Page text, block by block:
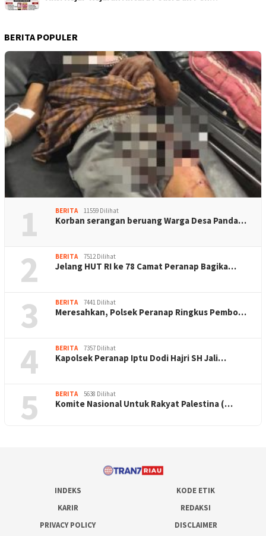
BERITA POPULER
1 BERITA 11559 Dilihat
Korban serangan beruang Warga Desa Panda…
2 BERITA 7512 Dilihat
Jelang HUT RI ke 78 Camat Peranap Bagika…
3 BERITA 7441 Dilihat
Meresahkan, Polsek Peranap Ringkus Pembo…
4 BERITA 7357 Dilihat
Kapolsek Peranap Iptu Dodi Hajri SH Jali…
5 BERITA 5638 Dilihat
Komite Nasional Untuk Rakyat Palestina (…
INDEKS
KODE ETIK
KARIR
REDAKSI
PRIVACY POLICY
DISCLAIMER